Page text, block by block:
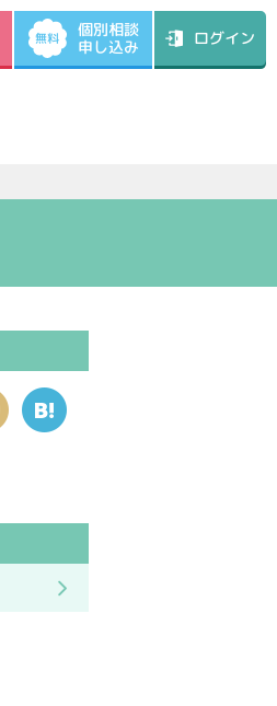
無料 個別相談
申し込み ログイン